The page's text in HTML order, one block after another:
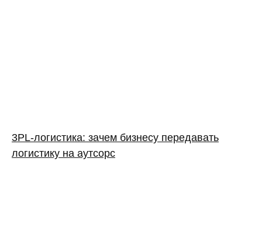
3PL‑логистика: зачем бизнесу передавать
логистику на аутсорс